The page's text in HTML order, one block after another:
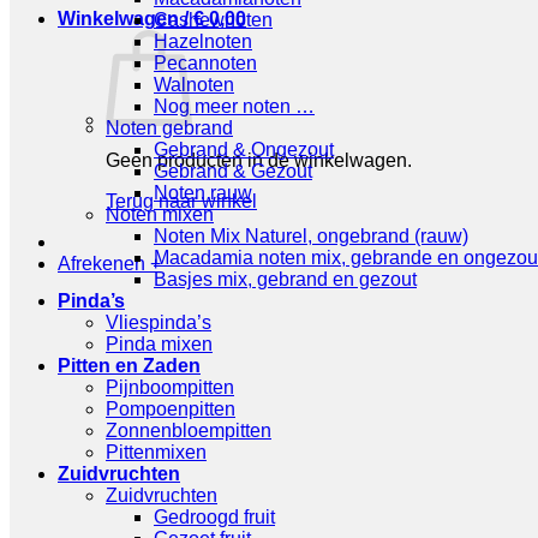
Winkelwagen /€0,00
Geen producten in de winkelwagen.
Terug naar winkel
Afrekenen +
Cashewnoten
Hazelnoten
Pecannoten
Walnoten
Nog meer noten …
Noten gebrand
Gebrand & Ongezout
Gebrand & Gezout
Noten rauw
Noten mixen
Noten Mix Naturel, ongebrand (rauw)
Macadamia noten mix, gebrande en
Basjes mix, gebrand en gezout
Pinda’s
Vliespinda’s
Pinda mixen
Pitten en Zaden
Pijnboompitten
Pompoenpitten
Zonnenbloempitten
Pittenmixen
Zuidvruchten
Zuidvruchten
Gedroogd fruit